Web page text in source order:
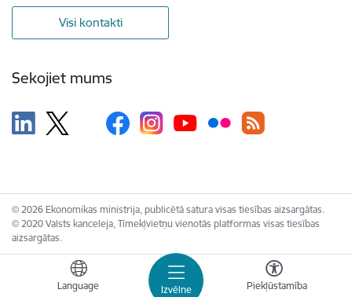
Izvēlne
Language Piekļūstamība
Visi kontakti
Sekojiet mums
© 2026 Ekonomikas ministrija, publicētā satura visas tiesības aizsargātas.
© 2020 Valsts kanceleja, Tīmekļvietņu vienotās platformas visas tiesības
aizsargātas.